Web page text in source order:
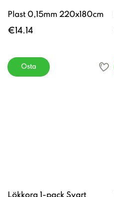
Plast 0,15mm 220x180cm
€14.14
Osta